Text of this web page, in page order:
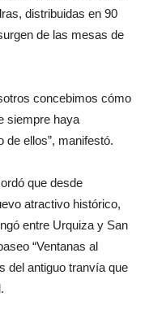
distribuidas en 90
de las mesas de
concebimos cómo
siempre haya
de ellos”, manifestó.
que desde
atractivo histórico,
entre Urquiza y San
“Ventanas al
del antiguo tranvía que